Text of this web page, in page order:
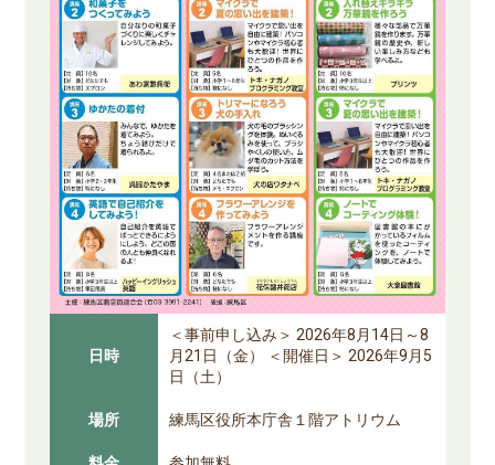
日時
＜事前申し込み＞ 2026年8月14日～8
月21日（金） ＜開催日＞ 2026年9月5
日（土）
場所
練馬区役所本庁舎１階アトリウム